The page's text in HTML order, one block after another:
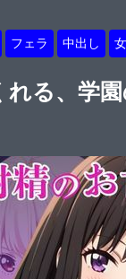
フェラ 中出し
る、学